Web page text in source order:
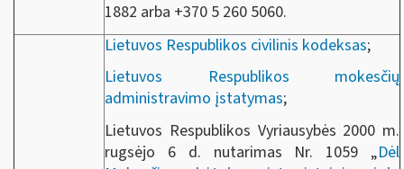
1882 arba +370 5 260 5060.
Lietuvos Respublikos civilinis kodeksas;
Lietuvos Respublikos mokesčių
administravimo įstatymas;
Lietuvos Respublikos Vyriausybės 2000 m.
rugsėjo 6 d. nutarimas Nr. 1059 „Dėl